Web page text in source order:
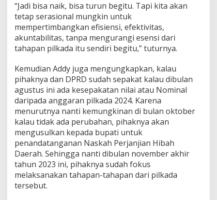
“Jadi bisa naik, bisa turun begitu. Tapi kita akan
tetap serasional mungkin untuk
mempertimbangkan efisiensi, efektivitas,
akuntabilitas, tanpa mengurangi esensi dari
tahapan pilkada itu sendiri begitu,” tuturnya.
Kemudian Addy juga mengungkapkan, kalau
pihaknya dan DPRD sudah sepakat kalau dibulan
agustus ini ada kesepakatan nilai atau Nominal
daripada anggaran pilkada 2024. Karena
menurutnya nanti kemungkinan di bulan oktober
kalau tidak ada perubahan, pihaknya akan
mengusulkan kepada bupati untuk
penandatanganan Naskah Perjanjian Hibah
Daerah. Sehingga nanti dibulan november akhir
tahun 2023 ini, pihaknya sudah fokus
melaksanakan tahapan-tahapan dari pilkada
tersebut.